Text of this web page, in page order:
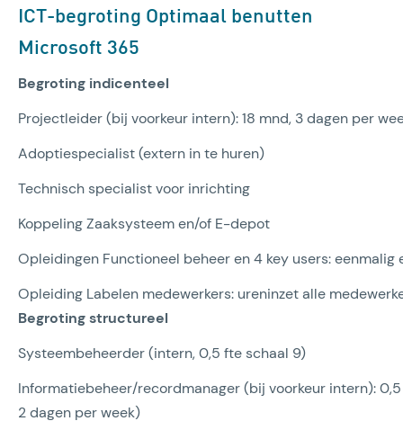
ICT-begroting Optimaal benutten
Microsoft 365
Begroting indicenteel
Projectleider (bij voorkeur intern): 18 mnd, 3 dagen per
Adoptiespecialist (extern in te huren)
Technisch specialist voor inrichting
Koppeling Zaaksysteem en/of E-depot
Opleidingen Functioneel beheer en 4 key users: eenmalig
Opleiding Labelen medewerkers: ureninzet alle
Begroting structureel
Systeembeheerder (intern, 0,5 fte schaal 9)
Informatiebeheer/recordmanager (bij voorkeur intern):
2 dagen per week)